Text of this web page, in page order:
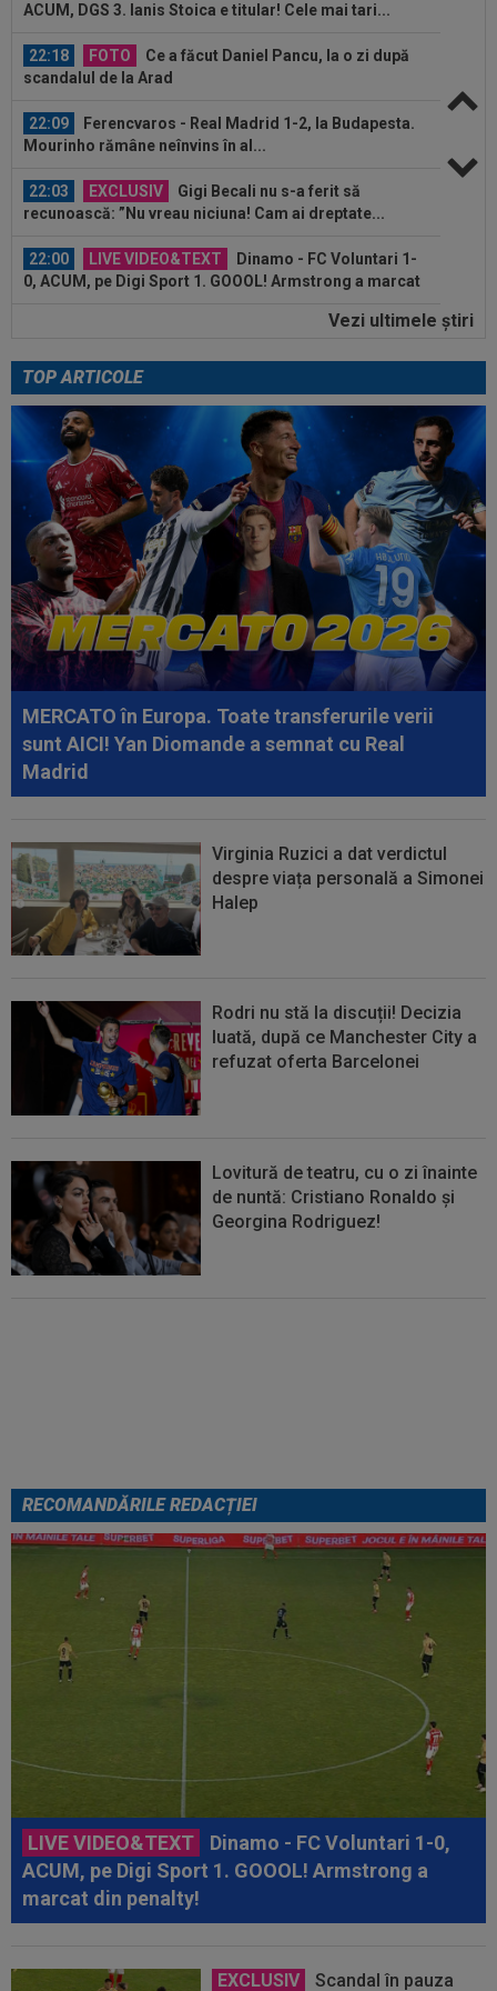
ACUM, DGS 3. Ianis Stoica e titular! Cele mai tari...
22:18 FOTO
Ce a făcut Daniel Pancu, la o zi după
scandalul de la Arad
22:09
Ferencvaros - Real Madrid 1-2, la Budapesta.
Mourinho rămâne neînvins în al...
22:03 EXCLUSIV
Gigi Becali nu s-a ferit să
recunoască: ”Nu vreau niciuna! Cam ai dreptate...
22:00 LIVE VIDEO&TEXT
Dinamo - FC Voluntari 1-
0, ACUM, pe Digi Sport 1. GOOOL! Armstrong a marcat
Moment emoționant la Dinamo -
21:51
Decizia luată de Barcelona, după ce
Manchester City i-a refuzat prima ofertă...
22:43 EXCLUSIV
Scandal în pauza meciului Dinamo
- FC Voluntari! Bogdan Bălănescu a coborât la...
22:30 LIVE VIDEO&SCORE
Estrela - Sporting 0-0,
ACUM, DGS 3. Ianis Stoica e titular! Cele mai tari...
22:18 FOTO
Ce a făcut Daniel Pancu, la o zi după
scandalul de la Arad
22:09
Ferencvaros - Real Madrid 1-2, la Budapesta.
Mourinho rămâne neînvins în al...
22:03 EXCLUSIV
Gigi Becali nu s-a ferit să
recunoască: ”Nu vreau niciuna! Cam ai dreptate...
Vezi ultimele ştiri
TOP ARTICOLE
MERCATO în Europa. Toate transferurile verii
sunt AICI! Yan Diomande a semnat cu Real
Madrid
Virginia Ruzici a dat verdictul
despre viața personală a Simonei
Halep
Rodri nu stă la discuții! Decizia
luată, după ce Manchester City a
refuzat oferta Barcelonei
Lovitură de teatru, cu o zi înainte
de nuntă: Cristiano Ronaldo și
Georgina Rodriguez!
RECOMANDĂRILE REDACȚIEI
LIVE VIDEO&TEXT
Dinamo - FC Voluntari 1-0,
ACUM, pe Digi Sport 1. GOOOL! Armstrong a
marcat din penalty!
EXCLUSIV Scandal în pauza